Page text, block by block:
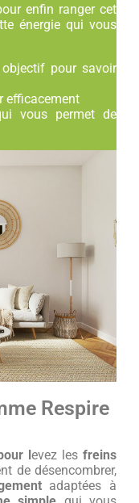
enfin ranger cet
énergie qui vous
pour savoir
efficacement
vous permet de
Respire
levez lesfreins
de désencombrer,
adaptées à